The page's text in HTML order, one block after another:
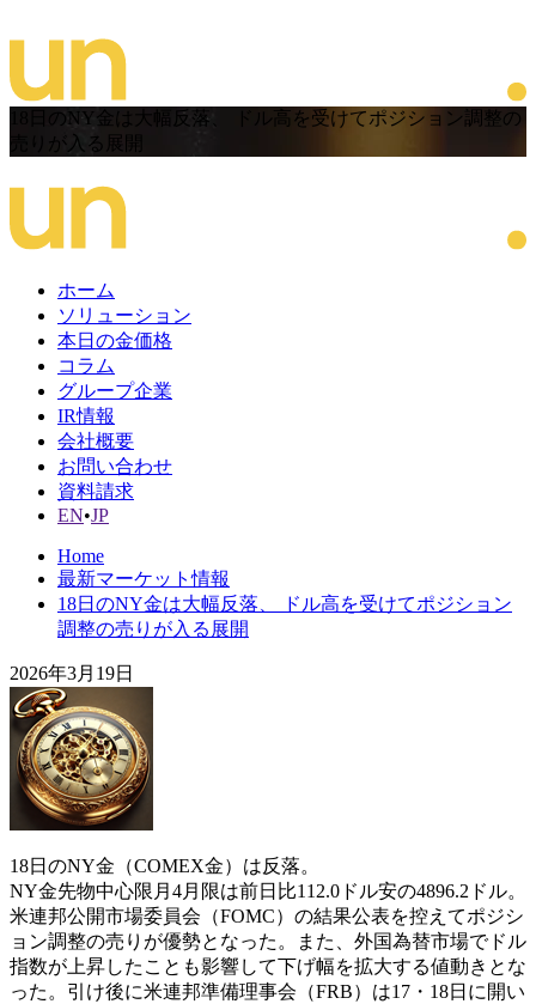
18日のNY金は大幅反落、 ドル高を受けてポジション調整の
売りが入る展開
ホーム
ソリューション
本日の金価格
コラム
グループ企業
IR情報
会社概要
お問い合わせ
資料請求
EN•JP
Home
最新マーケット情報
18日のNY金は大幅反落、 ドル高を受けてポジション
調整の売りが入る展開
2026年3月19日
18日のNY金（COMEX金）は反落。
NY金先物中心限月4月限は前日比112.0ドル安の4896.2ドル。
米連邦公開市場委員会（FOMC）の結果公表を控えてポジシ
ョン調整の売りが優勢となった。また、外国為替市場でドル
指数が上昇したことも影響して下げ幅を拡大する値動きとな
った。引け後に米‌連邦準備理事会（FRB）は17・18日に開い